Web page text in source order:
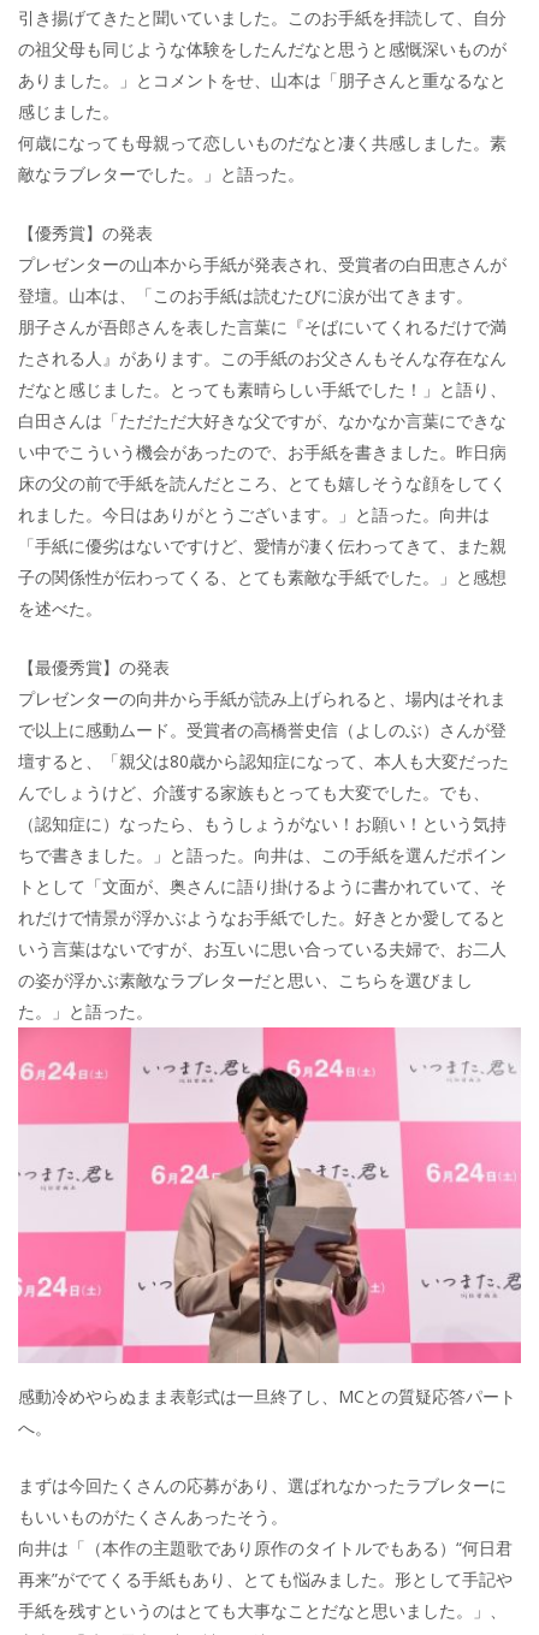
引き揚げてきたと聞いていました。このお手紙を拝読して、自分
の祖父母も同じような体験をしたんだなと思うと感慨深いものが
ありました。」とコメントをせ、山本は「朋子さんと重なるなと
感じました。
何歳になっても母親って恋しいものだなと凄く共感しました。素
敵なラブレターでした。」と語った。
【優秀賞】の発表
プレゼンターの山本から手紙が発表され、受賞者の白田恵さんが
登壇。山本は、「このお手紙は読むたびに涙が出てきます。
朋子さんが吾郎さんを表した言葉に『そばにいてくれるだけで満
たされる人』があります。この手紙のお父さんもそんな存在なん
だなと感じました。とっても素晴らしい手紙でした！」と語り、
白田さんは「ただただ大好きな父ですが、なかなか言葉にできな
い中でこういう機会があったので、お手紙を書きました。昨日病
床の父の前で手紙を読んだところ、とても嬉しそうな顔をしてく
れました。今日はありがとうございます。」と語った。向井は
「手紙に優劣はないですけど、愛情が凄く伝わってきて、また親
子の関係性が伝わってくる、とても素敵な手紙でした。」と感想
を述べた。
【最優秀賞】の発表
プレゼンターの向井から手紙が読み上げられると、場内はそれま
で以上に感動ムード。受賞者の高橋誉史信（よしのぶ）さんが登
壇すると、「親父は80歳から認知症になって、本人も大変だった
んでしょうけど、介護する家族もとっても大変でした。でも、
（認知症に）なったら、もうしょうがない！お願い！という気持
ちで書きました。」と語った。向井は、この手紙を選んだポイン
トとして「文面が、奥さんに語り掛けるように書かれていて、そ
れだけで情景が浮かぶようなお手紙でした。好きとか愛してると
いう言葉はないですが、お互いに思い合っている夫婦で、お二人
の姿が浮かぶ素敵なラブレターだと思い、こちらを選びまし
た。」と語った。
感動冷めやらぬまま表彰式は一旦終了し、MCとの質疑応答パート
へ。
まずは今回たくさんの応募があり、選ばれなかったラブレターに
もいいものがたくさんあったそう。
向井は「（本作の主題歌であり原作のタイトルでもある）“何日君
再来”がでてくる手紙もあり、とても悩みました。形として手記や
手紙を残すというのはとても大事なことだなと思いました。」、